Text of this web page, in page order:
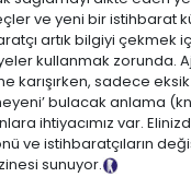
ve yeni bir istihbarat
artık bilgiyi çekmek
kullanmak zorunda.
karışırken, sadece
bulacak anlama
ihtiyacımız var.
ve istihbaratçıların
sunuyor.